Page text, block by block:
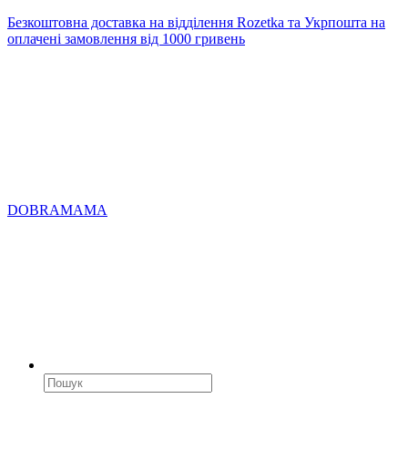
Безкоштовна доставка на відділення Rozetka та Укрпошта на
оплачені замовлення від 1000 гривень
DOBRAMAMA